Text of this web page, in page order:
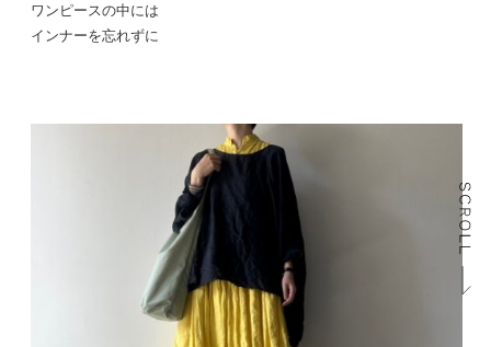
ワンピースの中には
インナーを忘れずに